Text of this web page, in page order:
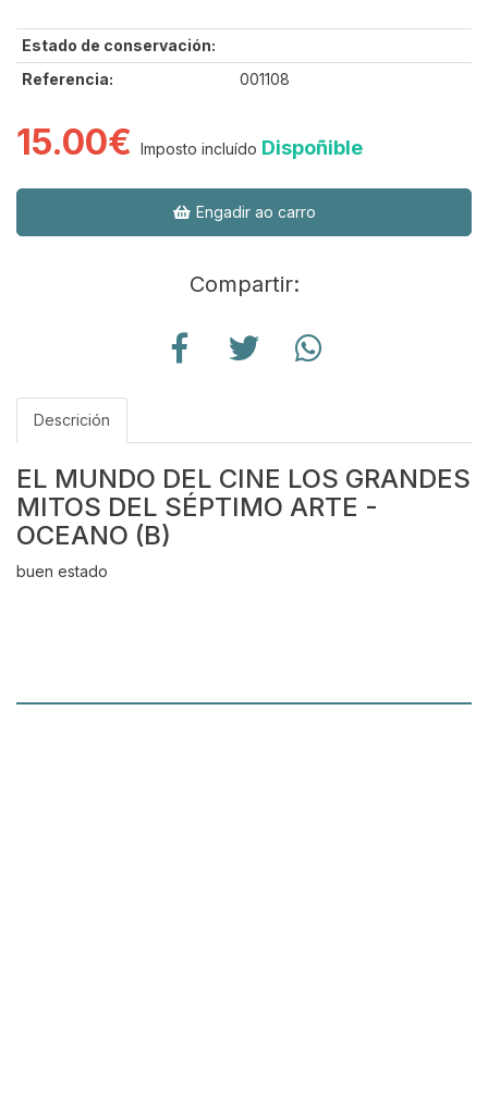
Estado de conservación:
Referencia:
001108
15.00€ Imposto incluído Dispoñible
Engadir ao carro
Compartir:
Descrición
EL MUNDO DEL CINE LOS GRANDES
MITOS DEL SÉPTIMO ARTE -
OCEANO (B)
buen estado